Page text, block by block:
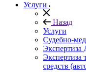
Услуги
Назад
Услуги
Судебно-
Экспертиза
средств